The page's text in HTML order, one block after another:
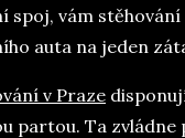
spoj, vám
auta na jeden
v Praze
partou. Ta